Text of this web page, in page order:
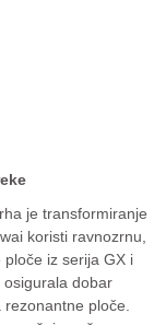
je transformiranje
koristi ravnozrnu,
iz serija GX i
dobar
ploče.